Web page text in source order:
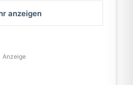
anzeigen
Anzeige